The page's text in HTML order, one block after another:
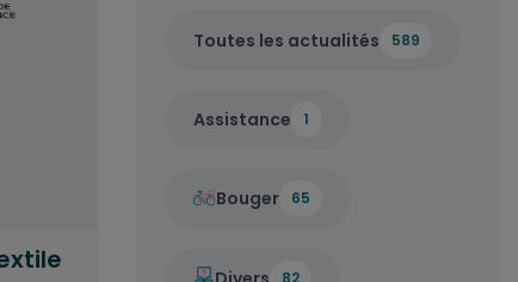
Toutes les actualités 589
Assistance 1
Bouger 65
82